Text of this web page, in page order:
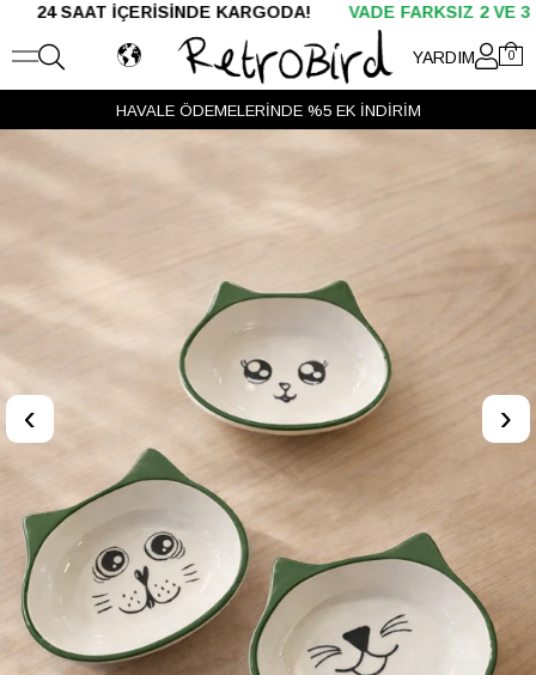
İÇERİSİNDE KARGODA!VADE FARKSIZ 2 VE 3 TAKSİT
YARDIM 0
HAVALE ÖDEMELERİNDE %5 EK İNDİRİM
‹ ›